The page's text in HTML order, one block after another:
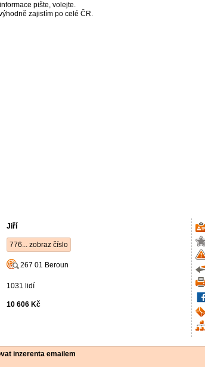
pište, volejte.
zajistím po celé ČR.
Jiří
776... zobraz číslo
267 01 Beroun
1031 lidí
10 606 Kč
inzerenta emailem